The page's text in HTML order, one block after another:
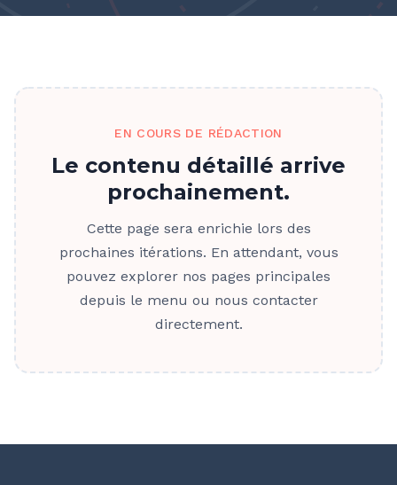
EN COURS DE RÉDACTION
Le contenu détaillé arrive
prochainement.
Cette page sera enrichie lors des
prochaines itérations. En attendant, vous
pouvez explorer nos pages principales
depuis le menu ou nous contacter
directement.